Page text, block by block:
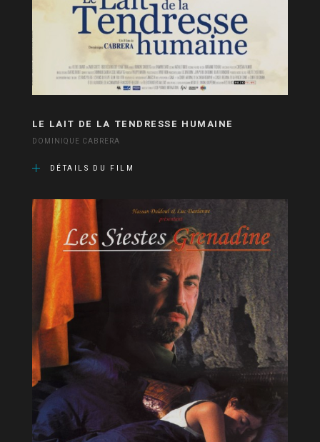
LE LAIT DE LA TENDRESSE HUMAINE
DOMINIQUE CABRERA
DÉTAILS DU FILM